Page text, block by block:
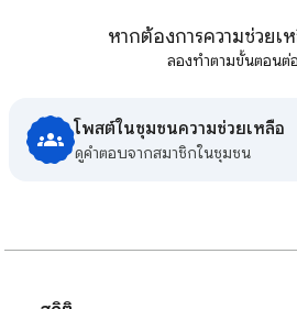
หากต้องการความช่วยเ
ลองทำตามขั้นตอนต่
โพสต์ในชุมชนความช่วยเหลือ
ดูคําตอบจากสมาชิกในชุมชน